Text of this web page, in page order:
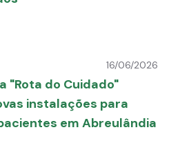
16/06/2026
"Rota do Cuidado"
instalações para
em Abreulândia